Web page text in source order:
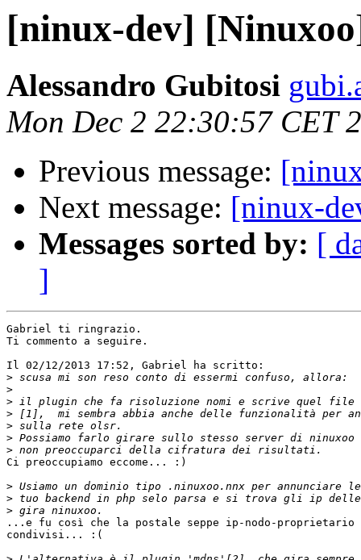
[ninux-dev]
Alessandro Gubitosi
Mon Dec 2 22:30:57 CET
Previous message:
Next message: [ninux-
Messages sorted by: [
]
Gabriel ti ringrazio.
Ti commento a seguire.
Il 02/12/2013 17:52, Gabriel ha scritto:
>
>
>
>
>
>
>
Ci preoccupiamo eccome... :)
>
>
>
...e fu così che la postale seppe ip-nodo-
condivisi... :(